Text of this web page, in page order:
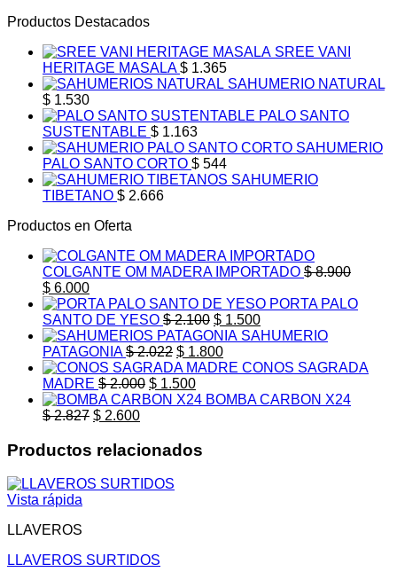
Productos Destacados
SREE VANI
HERITAGE MASALA $ 1.365
SAHUMERIO NATURAL
$ 1.530
PALO SANTO
SUSTENTABLE $ 1.163
SAHUMERIO
PALO SANTO CORTO $ 544
SAHUMERIO
TIBETANO $ 2.666
Productos en Oferta
COLGANTE OM MADERA IMPORTADO $8.900
Original
price
was:
$ 8.900.
$ 6.000Current
price
is:
$ 6.000.
PORTA PALO
SANTO DE YESO $2.100 Original
price
was:
$ 2.100.
$ 1.500Current
price
$ 1.500.
SAHUMERIO
PATAGONIA $2.022 Original
price
was:
$ 2.022.
$ 1.800Current
price
$ 1.800.
CONOS SAGRADA
MADRE $2.000 Original
price
$ 1.500Current
price
BOMBA CARBON X24
$2.827 Original
was:
$ 2.600Current
is:
Productos relacionados
Vista rápida
LLAVEROS
LLAVEROS SURTIDOS